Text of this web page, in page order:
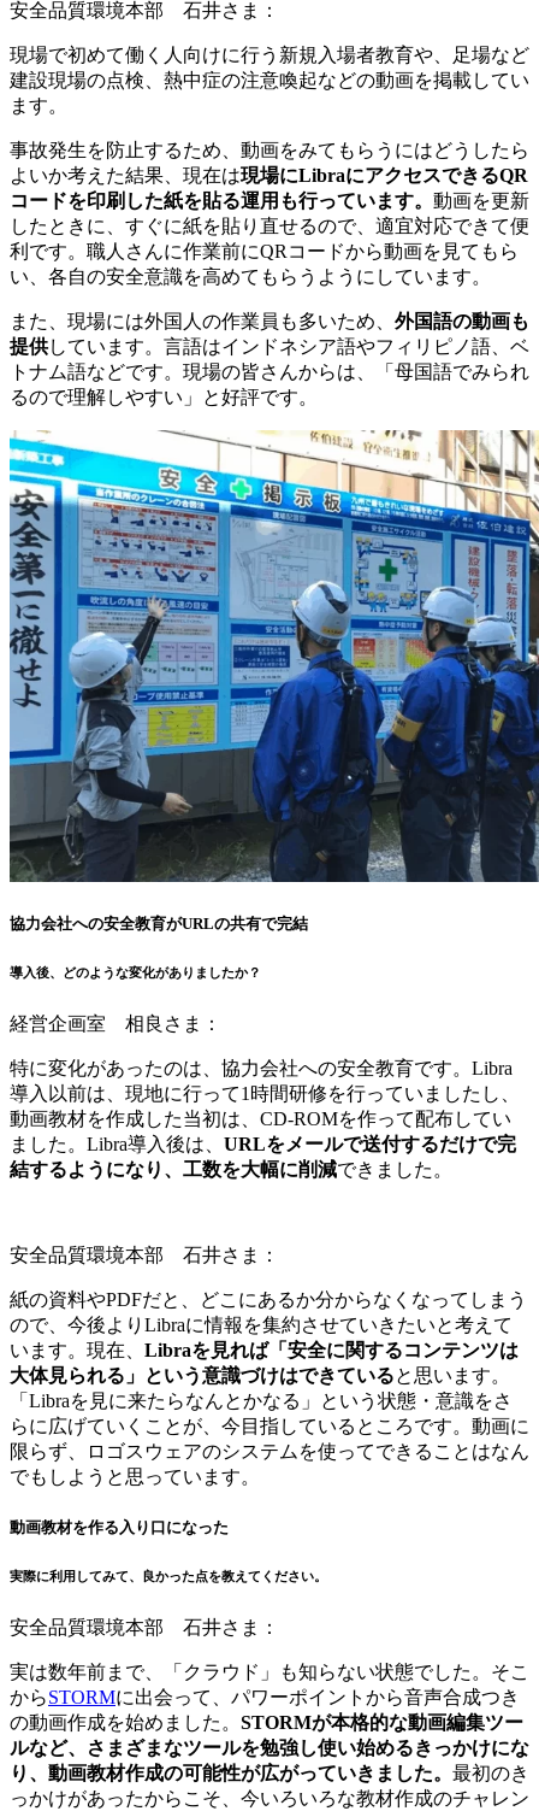
安全品質環境本部 石井さま：
現場で初めて働く人向けに行う新規入場者教育や、足場など
建設現場の点検、熱中症の注意喚起などの動画を掲載してい
ます。
事故発生を防止するため、動画をみてもらうにはどうしたら
よいか考えた結果、現在は現場にLibraにアクセスできるQR
コードを印刷した紙を貼る運用も行っています。 動画を更新
したときに、すぐに紙を貼り直せるので、適宜対応できて便
利です。職人さんに作業前にQRコードから動画を見てもら
い、各自の安全意識を高めてもらうようにしています。
また、現場には外国人の作業員も多いため、 外国語の動画も
提供しています。言語はインドネシア語やフィリピノ語、ベ
トナム語などです。現場の皆さんからは、「母国語でみられ
るので理解しやすい」と好評です。
協力会社への安全教育がURLの共有で完結
導入後、どのような変化がありましたか？
経営企画室 相良さま：
特に変化があったのは、協力会社への安全教育です。Libra
導入以前は、現地に行って1時間研修を行っていましたし、
動画教材を作成した当初は、CD-ROMを作って配布してい
ました。Libra導入後は、 URLをメールで送付するだけで完
結するようになり、工数を大幅に削減できました。
安全品質環境本部 石井さま：
紙の資料やPDFだと、どこにあるか分からなくなってしまう
ので、今後よりLibraに情報を集約させていきたいと考えて
います。現在、 Libraを見れば「安全に関するコンテンツは
大体見られる」という意識づけはできていると思います。
「Libraを見に来たらなんとかなる」という状態・意識をさ
らに広げていくことが、今目指しているところです。動画に
限らず、ロゴスウェアのシステムを使ってできることはなん
でもしようと思っています。
動画教材を作る入り口になった
実際に利用してみて、良かった点を教えてください。
安全品質環境本部 石井さま：
実は数年前まで、「クラウド」も知らない状態でした。そこ
からSTORMに出会って、パワーポイントから音声合成つき
の動画作成を始めました。 STORMが本格的な動画編集ツー
ルなど、さまざまなツールを勉強し使い始めるきっかけにな
り、動画教材作成の可能性が広がっていきました。 最初のき
っかけがあったからこそ、今いろいろな教材作成のチャレン